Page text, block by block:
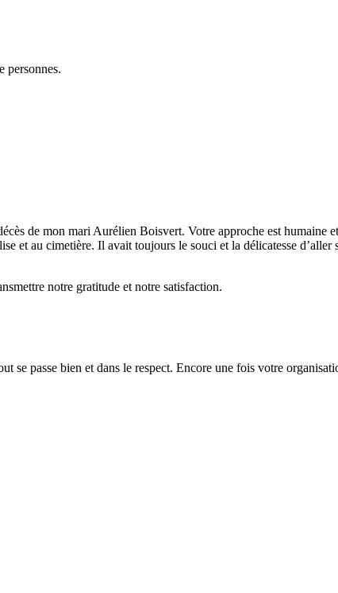
personnes.
de mon mari Aurélien Boisvert. Votre approche est humaine
et au cimetière. Il avait toujours le souci et la délicatesse d’aller
notre gratitude et notre satisfaction.
passe bien et dans le respect. Encore une fois votre